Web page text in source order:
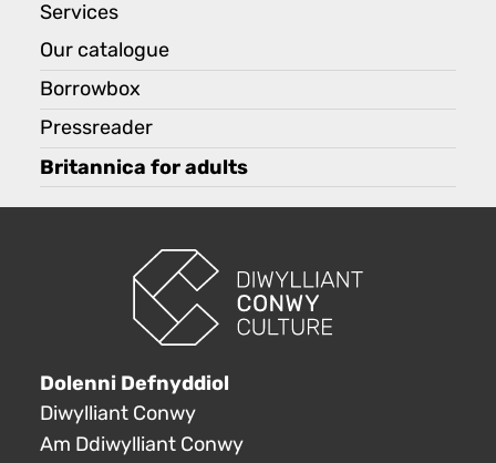
Services
Our catalogue
Borrowbox
Pressreader
Britannica for adults
Dolenni Defnyddiol
Diwylliant Conwy
Am Ddiwylliant Conwy